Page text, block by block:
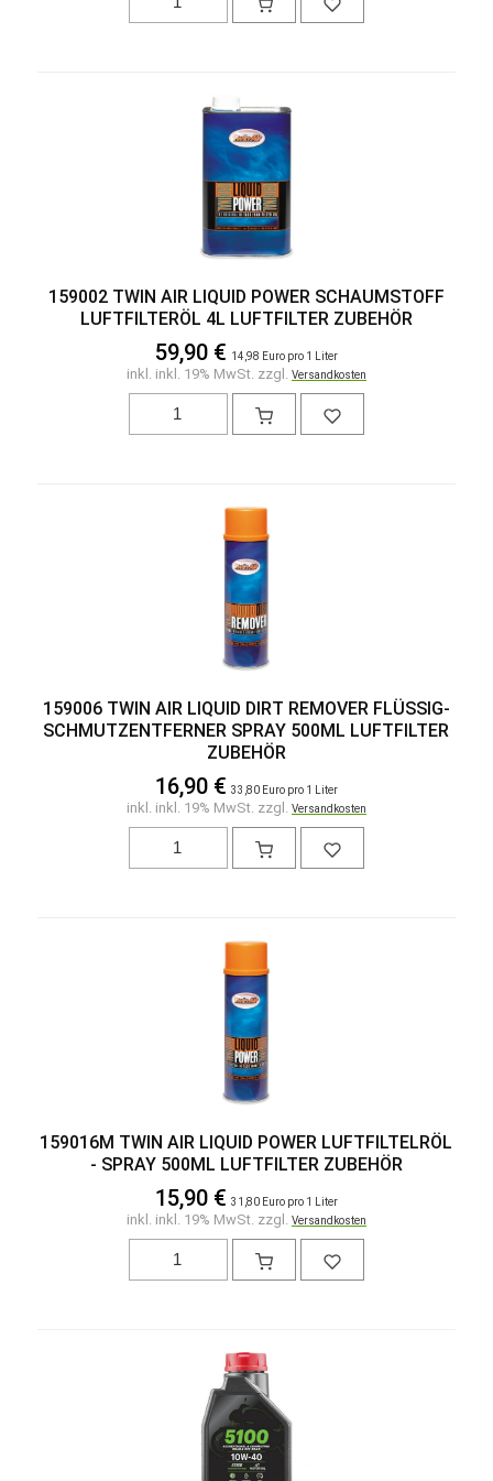
159002 TWIN AIR LIQUID POWER SCHAUMSTOFF
LUFTFILTERÖL 4L LUFTFILTER ZUBEHÖR
59,90 € 14,98 Euro pro 1 Liter
inkl. inkl. 19% MwSt. zzgl. Versandkosten
159006 TWIN AIR LIQUID DIRT REMOVER FLÜSSIG-
SCHMUTZENTFERNER SPRAY 500ML LUFTFILTER
ZUBEHÖR
16,90 € 33,80 Euro pro 1 Liter
inkl. inkl. 19% MwSt. zzgl. Versandkosten
159016M TWIN AIR LIQUID POWER LUFTFILTELRÖL
- SPRAY 500ML LUFTFILTER ZUBEHÖR
15,90 € 31,80 Euro pro 1 Liter
inkl. inkl. 19% MwSt. zzgl. Versandkosten